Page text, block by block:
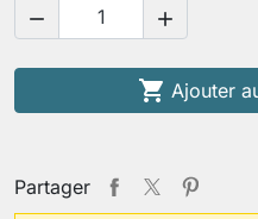
 
 Ajouter
Partager